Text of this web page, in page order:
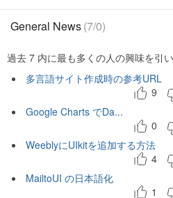
General News(7/0)
過去 7 内に最も多くの人の興味を引
多言語サイト作成時の参考URL
9
Google Charts でDa...
0
WeeblyにUIkitを追加する方法
4
MailtoUI の日本語化
1